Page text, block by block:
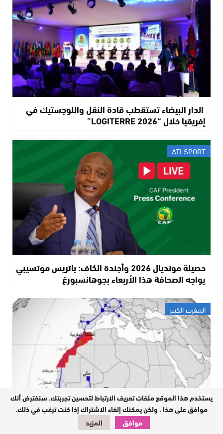
الدار البيضاء تستقطب قادة النقل واللوجستيك في
إفريقيا خلال “LOGITERRE 2026”
ATI SPORT
حصيلة مونديال 2026 وأجندة الكاف: باتريس موتسيبي
يواجه الصحافة هذا الأربعاء بجوهانسبورغ
المغرب الكبير
انتصار ديبلوماسي واقتصادي للمملكة: “سيداو” توقع
يستخدم هذا الموقع ملفات تعريف الارتباط لتحسين تجربتك. سنفترض أنك
موافق على هذا ، ولكن يمكنك إلغاء الاشتراك إذا كنت ترغب في ذلك.
موافق
المزيد